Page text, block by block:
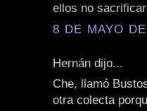
ellos no
8 DE MAYO
Hernán dijo...
Che, llamó
otra colecta